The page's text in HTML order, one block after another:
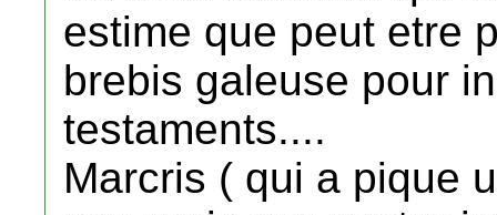
estime que peut etre
brebis galeuse pour
testaments....
Marcris ( qui a pique